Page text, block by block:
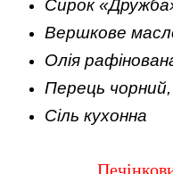
Сирок
Вершкове
Олія
Перець
Сіль кухонна